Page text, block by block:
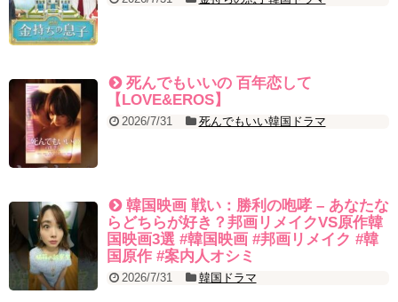
九尾狐外伝 第２話 キム・ジウ チョ・ヒョンジェ
九尾狐外伝 メイキング03 ハン・イェスル
「ライフ・ オン・ マーズ」2019年11月2日TSUTAYAにて先行レンタ
ル開始！
(ENG SUB) Behind The Scene Hyun Bin 현빈❤️ 손예진 Son Ye Jin-
Crash Landing On You/ヒョンビン❤️ソンイェジン / エンジョイ❕
ユン・ギュンサン、番組にも登場した愛猫が急死…イ・ソンギョン
ら同僚芸能人から慰めの言葉が続々 – Taka News
「まず熱く掃除せよ」女優キム・ユジョン、「健康がとても回復…
痩せたのはソン・ジェリムのせい!? 」 (11/26)
【裏芸能】キムユジョンの熱愛彼氏はあの大物俳優
キム・ユジョン、美しいセルフショットで近況を伝える“会いたいで
しょ？” Big News TV
キム・ユジョン、新ドラマ「まず熱く掃除せよ」に出演確定…“台本
死んでもいいの 百年恋して
【LOVE&EROS】
2026/7/31 死んでもいい韓国ドラマ
韓国映画 戦い：勝利の咆哮 – あなたな
らどちらが好き？邦画リメイクVS原作韓
国映画3選 #韓国映画 #邦画リメイク #韓
国原作 #案内人オシミ
2026/7/31 韓国ドラマ